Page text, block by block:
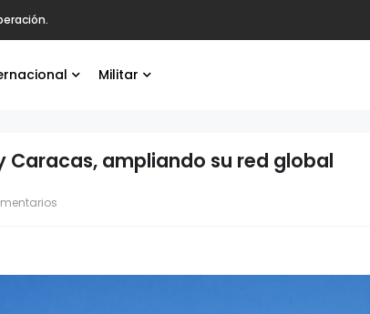
Militar
ampliando su red global